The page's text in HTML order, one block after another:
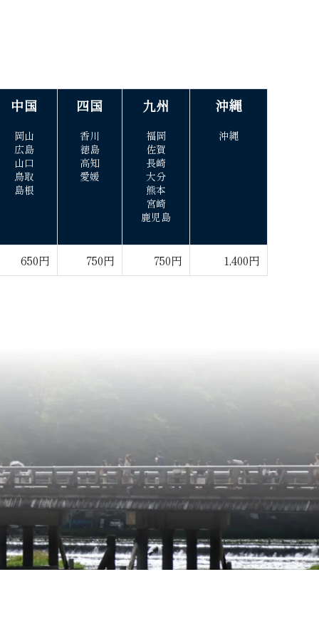
中 国
岡山
広島
山口
鳥取
島根
四 国
香川
徳島
高知
愛媛
九 州
福岡
佐賀
長崎
大分
熊本
宮崎
鹿児島
沖 縄
沖 縄
650円 750円 750円 1,400円